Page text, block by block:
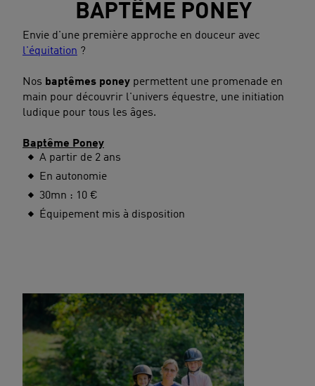
BAPTÊME PONEY
Envie d'une première approche en douceur avec
l'équitation ?
Nos baptêmes poney permettent une promenade en
main pour découvrir l'univers équestre, une initiation
ludique pour tous les âges.
Baptême Poney
A partir de 2 ans
En autonomie
30mn : 10 €
Équipement mis à disposition